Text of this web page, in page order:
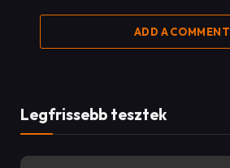
ADD A COMMENT
Legfrissebb tesztek